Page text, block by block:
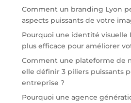
Comment un branding Lyon
aspects puissants de votre
Pourquoi une identité visuelle
plus efficace pour améliorer
Comment une plateforme de
elle définir 3 piliers puissants
entreprise ?
Pourquoi une agence